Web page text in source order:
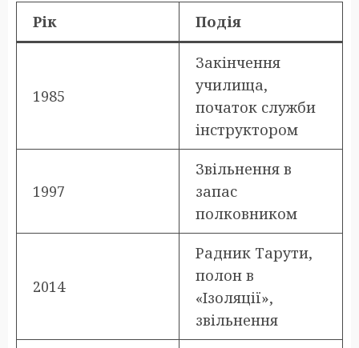
Рік Подія
1985
Закінчення
училища,
початок служби
інструктором
1997
Звільнення в
запас
полковником
2014
Радник Тарути,
полон в
«Ізоляції»,
звільнення